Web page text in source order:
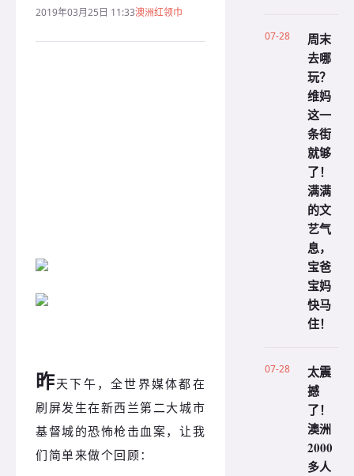
2019年03月25日 11:33澳洲红领巾
昨天下午，全世界媒体都在
刷屏发生在新西兰第二大城市
基督城的恐怖枪击血案，让我
们简单来做个回顾：
07-28
周末
去哪
玩？
维妈
这一
条街
就够
了！
满满
的文
艺气
息，
宝爸
宝妈
快马
住！
07-28
太震
撼
了！
澳洲
2000
多人